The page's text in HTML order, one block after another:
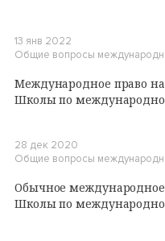
13 янв 2022
Общие вопросы
Международное право на
Школы по
28 дек 2020
Общие вопросы
Обычное
Школы по